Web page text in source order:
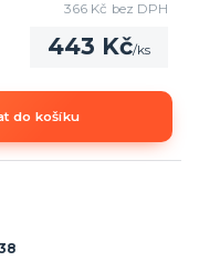
443 Kč/ks
366 Kč bez DPH
do košíku